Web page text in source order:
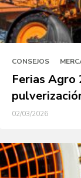
CONSEJOS
Ferias Agro
02/03/2026